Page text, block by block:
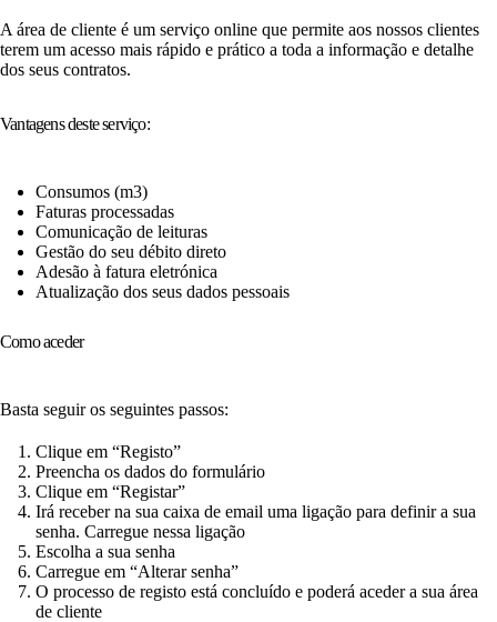
A área de cliente é um serviço online que permite aos nossos clientes
terem um acesso mais rápido e prático a toda a informação e detalhe
dos seus contratos.
Vantagens deste serviço:
Consumos (m3)
Faturas processadas
Comunicação de leituras
Gestão do seu débito direto
Adesão à fatura eletrónica
Atualização dos seus dados pessoais
Como aceder
Basta seguir os seguintes passos:
Clique em “Registo”
Preencha os dados do formulário
Clique em “Registar”
Irá receber na sua caixa de email uma ligação para definir a sua
senha. Carregue nessa ligação
Escolha a sua senha
Carregue em “Alterar senha”
O processo de registo está concluído e poderá aceder a sua área
de cliente